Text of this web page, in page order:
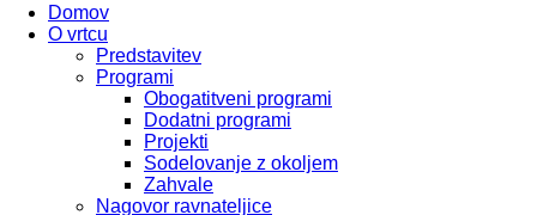
Domov
O vrtcu
Predstavitev
Programi
Obogatitveni programi
Dodatni programi
Projekti
Sodelovanje z okoljem
Zahvale
Nagovor ravnateljice